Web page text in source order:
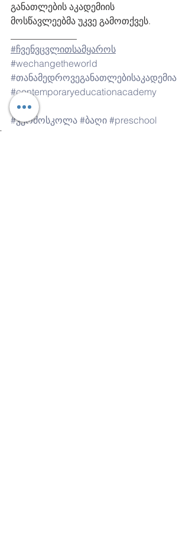
განათლების აკადემიის
მოსწავლეებმა უკვე გამოთქვეს.
#ჩვენვცვლითსამყაროს
#wechangetheworld
#თანამედროვეგანათლებისაკადემია
#contemporaryeducationacademy
#cea
#კერძოსკოლა #ბაღი #preschool
სკოლა